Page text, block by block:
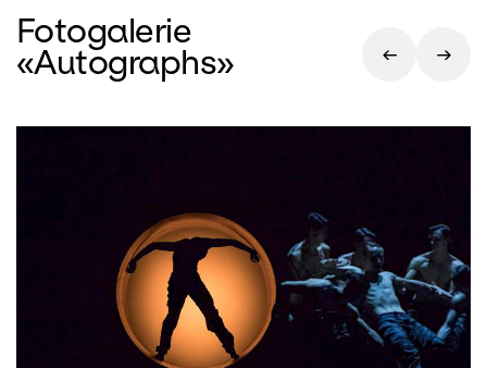
Tatsächlich scheinen sich die
Tänzerinnen und Tänzer des Balletts
Zürich in ein Volk von Insekten zu
Markenzeichen des britischen
Choreografen Wayne McGregor
geworden.Infra, 2008 für das Londoner
Royal Ballet entstanden, taucht ein in
das pulsierende Leben einer Grossstadt
und richtet den Fokus auf die
Fotogalerie
«Autographs»